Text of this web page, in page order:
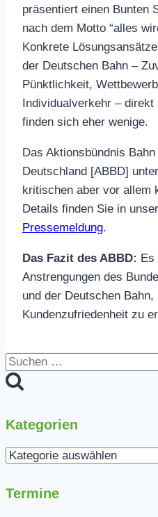
präsentiert einen Bunten
nach dem Motto “alles
Konkrete
der Deutschen Bahn –
Pünktlichkeit,
Individualverkehr –
finden sich eher wenige.
Das Aktionsbündnis
Deutschland [ABBD]
kritischen aber vor allem
Details finden Sie in
Pressemeldung.
Das Fazit des ABBD:
Anstrengungen des
und der Deutschen
Kundenzufriedenheit zu
Suchen
nach:
Kategorien
Kategorien
Termine